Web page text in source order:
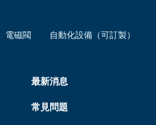
電磁閥
自動化設備（可訂製）
最新消息
常見問題